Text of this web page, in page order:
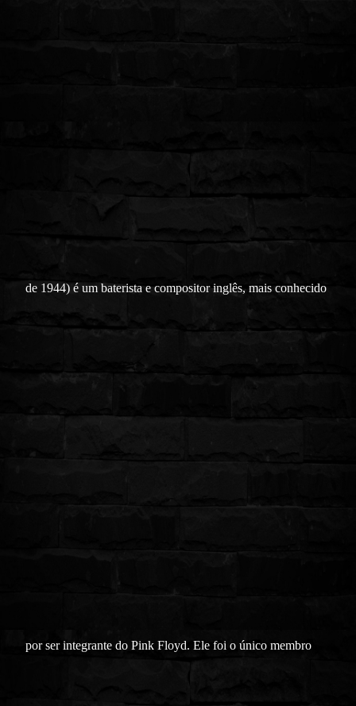
de 1944) é um baterista e compositor inglês, mais conhecido
por ser integrante do Pink Floyd. Ele foi o único membro